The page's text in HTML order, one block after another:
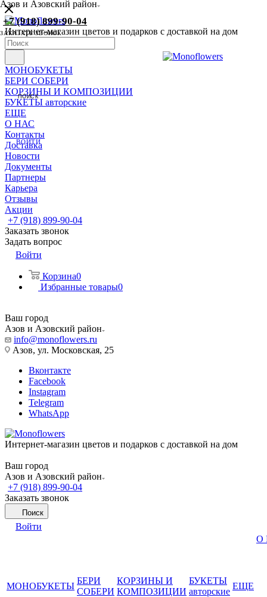
Интернет-магазин цветов и подарков с доставкой на дом
МОНОБУКЕТЫ
БЕРИ СОБЕРИ
КОРЗИНЫ И КОМПОЗИЦИИ
БУКЕТЫ авторские
ЕЩЕ
О НАС
Контакты
Доставка
Новости
Документы
Партнеры
Карьера
Отзывы
Акции
+7 (918) 899-90-04
Заказать звонок
Задать вопрос
Войти
Корзина0
Избранные товары0
Ваш город
Азов и Азовский район
info@monoflowers.ru
Азов, ул. Московская, 25
Вконтакте
Facebook
Instagram
Telegram
WhatsApp
Интернет-магазин цветов и подарков с доставкой на дом
Ваш город
Азов и Азовский район
+7 (918) 899-90-04
Заказать звонок
Поиск
Войти
МОНОБУКЕТЫ
БЕРИ
СОБЕРИ
КОРЗИНЫ И
КОМПОЗИЦИИ
БУКЕТЫ
авторские
ЕЩЕ
О
Азов и Азовский район
+7 (918) 899-90-04
ЗАКАЗАТЬ ЗВОНОК
ПОИСК
ВОЙТИ